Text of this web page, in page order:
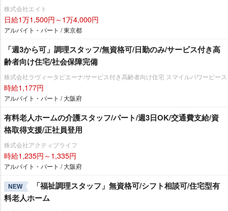
株式会社エイト
日給1万1,500円～1万4,000円
アルバイト・パート / 東京都
「週3から可」調理スタッフ/無資格可/日勤のみ/サービス付き高
齢者向け住宅/社会保障完備
株式会社ラヴィータピエーナ/サービス付き高齢者向け住宅 スマイルパワーピース
時給1,177円
アルバイト・パート / 大阪府
有料老人ホームの介護スタッフ/パート/週3日OK/交通費支給/資
格取得支援/正社員登用
株式会社アクティブライフ
時給1,235円～1,335円
アルバイト・パート / 大阪府
NEW
「福祉調理スタッフ」無資格可/シフト相談可/住宅型有
料老人ホーム